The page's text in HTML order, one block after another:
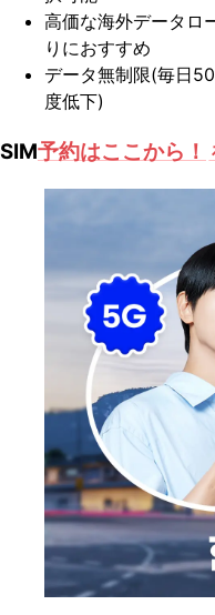
高価な海外データロ
りにおすすめ
データ無制限(毎日
度低下)
SIM予約はここから！